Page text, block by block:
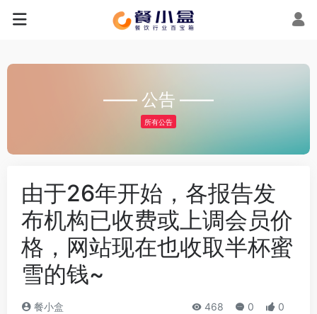
—— 公告 ——
所有公告
由于26年开始，各报告发
布机构已收费或上调会员价
格，网站现在也收取半杯蜜
雪的钱~
餐小盒 468 0 0